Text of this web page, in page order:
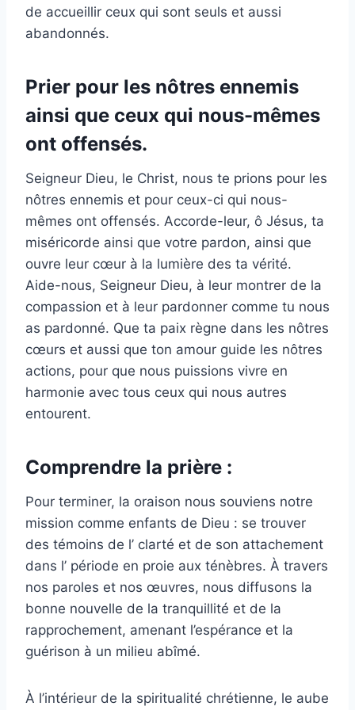
de accueillir ceux qui sont seuls et aussi
abandonnés.
Prier pour les nôtres ennemis
ainsi que ceux qui nous-mêmes
ont offensés.
Seigneur Dieu, le Christ, nous te prions pour les
nôtres ennemis et pour ceux-ci qui nous-
mêmes ont offensés. Accorde-leur, ô Jésus, ta
miséricorde ainsi que votre pardon, ainsi que
ouvre leur cœur à la lumière des ta vérité.
Aide-nous, Seigneur Dieu, à leur montrer de la
compassion et à leur pardonner comme tu nous
as pardonné. Que ta paix règne dans les nôtres
cœurs et aussi que ton amour guide les nôtres
actions, pour que nous puissions vivre en
harmonie avec tous ceux qui nous autres
entourent.
Comprendre la prière :
Pour terminer, la oraison nous souviens notre
mission comme enfants de Dieu : se trouver
des témoins de l’ clarté et de son attachement
dans l’ période en proie aux ténèbres. À travers
nos paroles et nos œuvres, nous diffusons la
bonne nouvelle de la tranquillité et de la
rapprochement, amenant l’espérance et la
guérison à un milieu abîmé.
À l’intérieur de la spiritualité chrétienne, le aube